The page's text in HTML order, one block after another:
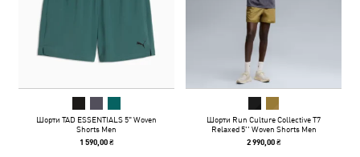
Шорти TAD ESSENTIALS 5" Woven
Shorts Men
1 590,00 ₴
Шорти Run Culture Collective T7
Relaxed 5'' Woven Shorts Men
2 990,00 ₴